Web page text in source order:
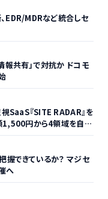
EDR/MDRなど統合しセ
報共有」で対抗か ドコモ
SaaS『SITE RADAR』を
円から4領域を自動
握できているか？ マジセ
へ